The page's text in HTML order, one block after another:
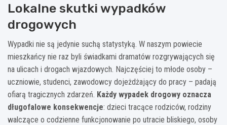
Lokalne skutki wypadków
drogowych
Wypadki nie są jedynie suchą statystyką. W naszym powiecie
mieszkańcy nie raz byli świadkami dramatów rozgrywających się
na ulicach i drogach wjazdowych. Najczęściej to młode osoby –
uczniowie, studenci, zawodowcy dojeżdżający do pracy – padają
ofiarą tragicznych zdarzeń. Każdy wypadek drogowy oznacza
długofalowe konsekwencje: dzieci tracące rodziców, rodziny
walczące o codzienne funkcjonowanie po utracie bliskiego, osoby